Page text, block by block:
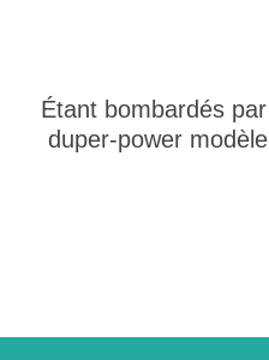
Étant bombardés
duper-power